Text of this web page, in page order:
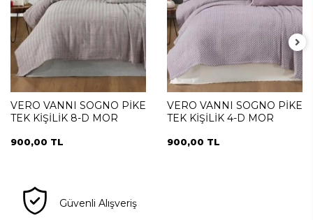
VERO VANNI SOGNO PİKE
TEK KİŞİLİK 8-D MOR
900,00 TL
VERO VANNI SOGNO PİKE
TEK KİŞİLİK 4-D MOR
900,00 TL
Güvenli Alışveriş